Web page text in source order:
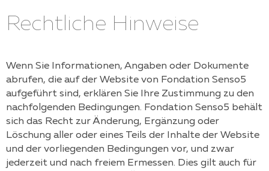
Rechtliche Hinweise
Wenn Sie Informationen, Angaben oder Dokumente
abrufen, die auf der Website von Fondation Senso5
aufgeführt sind, erklären Sie Ihre Zustimmung zu den
nachfolgenden Bedingungen. Fondation Senso5 behält
sich das Recht zur Änderung, Ergänzung oder
Löschung aller oder eines Teils der Inhalte der Website
und der vorliegenden Bedingungen vor, und zwar
jederzeit und nach freiem Ermessen. Dies gilt auch für